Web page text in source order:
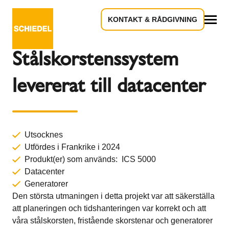
KONTAKT & RÅDGIVNING
Stålskorstenssystem
levererat till datacenter
Utsocknes
Utfördes i Frankrike i 2024
Produkt(er) som används: ICS 5000
Datacenter
Generatorer
Den största utmaningen i detta projekt var att säkerställa
att planeringen och tidshanteringen var korrekt och att
våra stålskorsten, fristående skorstenar och generatorer